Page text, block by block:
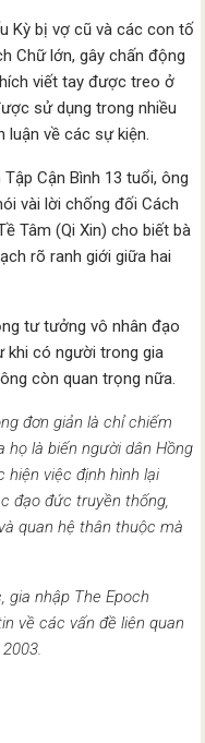
Kỳ bị vợ cũ và các con tố
Chữ lớn, gây chấn động
viết tay được treo ở
sử dụng trong nhiều
luận về các sự kiện.
Cận Bình 13 tuổi, ông
vài lời chống đối Cách
Tâm (Qi Xin) cho biết bà
rõ ranh giới giữa hai
tư tưởng vô nhân đạo
khi có người trong gia
còn quan trọng nữa.
đơn giản là chỉ chiếm
họ là biến người dân Hồng
hiện việc định hình lại
đạo đức truyền thống,
quan hệ thân thuộc mà
gia nhập The Epoch
về các vấn đề liên quan